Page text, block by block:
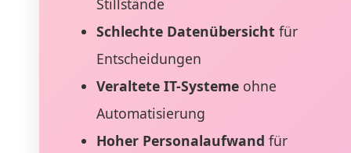
Schlechte Datenübersicht für
Entscheidungen
Veraltete IT-Systemeohne
Automatisierung
Hoher Personalaufwand für